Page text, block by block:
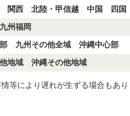
関西 北陸・甲信越 中国 四国
州福岡
部 九州その他全域 沖縄中心部
地域 沖縄その他地域
等により遅れが生ずる場合もあ